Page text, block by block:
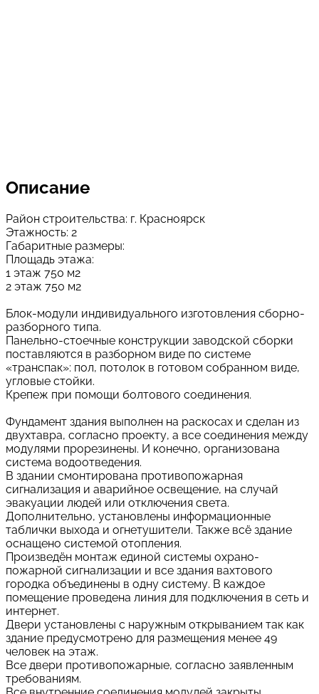
Описание
Район строительства: г. Красноярск
Этажность: 2
Габаритные размеры:
Площадь этажа:
1 этаж 750 м2
2 этаж 750 м2
Блок-модули индивидуального изготовления сборно-
разборного типа.
Панельно-стоечные конструкции заводской сборки
поставляются в разборном виде по системе
«транспак»: пол, потолок в готовом собранном виде,
угловые стойки.
Крепеж при помощи болтового соединения.
Фундамент здания выполнен на раскосах и сделан из
двухтавра, согласно проекту, а все соединения между
модулями прорезинены. И конечно, организована
система водоотведения.
В здании смонтирована противопожарная
сигнализация и аварийное освещение, на случай
эвакуации людей или отключения света.
Дополнительно, установлены информационные
таблички выхода и огнетушители. Также всё здание
оснащено системой отопления.
Произведён монтаж единой системы охрано-
пожарной сигнализации и все здания вахтового
городка объединены в одну систему. В каждое
помещение проведена линия для подключения в сеть и
интернет.
Двери установлены с наружным открыванием так как
здание предусмотрено для размещения менее 49
человек на этаж.
Все двери противопожарные, согласно заявленным
требованиям.